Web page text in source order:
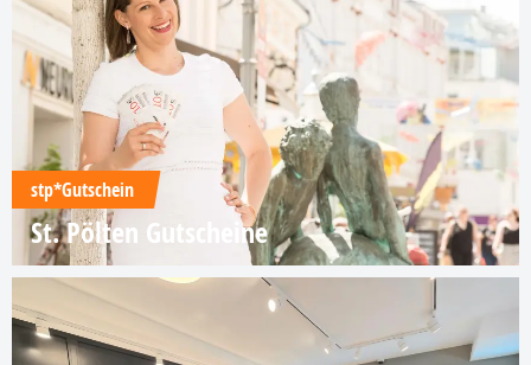
stp*Gutschein
St. Pölten Gutscheine